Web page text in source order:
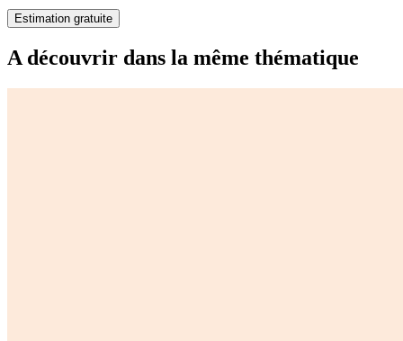
Estimation gratuite
A découvrir dans la même thématique